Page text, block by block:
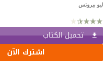
ليو بيروتس
تحميل الكتاب
اشترك الآن